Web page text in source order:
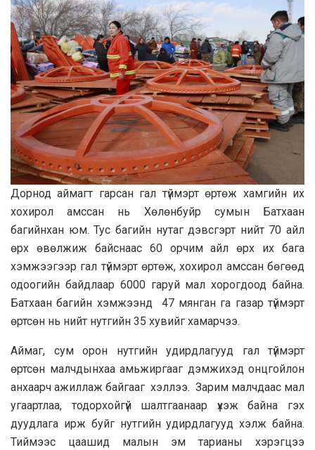
Дорнод аймагт гарсан гал түймэрт өртөж хамгийн их
хохирол амссан нь Хөлөнбуйр сумын Батхаан
багийнхан юм. Тус багийн нутаг дэвсгэрт нийт 70 айл
өрх өвөлжиж байснаас 60 орчим айл өрх их бага
хэмжээгээр гал түймэрт өртөж, хохирол амссан бөгөөд
одоогийн байдлаар 6000 гаруй мал хорогдоод байна.
Батхаан багийн хэмжээнд 47 мянган га газар түймэрт
өртсөн нь нийт нутгийн 35 хувийг хамарчээ.
Аймаг, сум орон нутгийн удирдлагууд гал түймэрт
өртсөн малчдынхаа амьжиргааг дэмжихэд онцгойлон
анхаарч ажиллаж байгааг хэллээ. Зарим малчдаас мал
угаартлаа, тодорхойгүй шалтгаанаар үхэж байна гэх
дуудлага ирж буйг нутгийн удирдлагууд хэлж байна.
Тиймээс цаашид малын эм тарианы хэрэгцээ